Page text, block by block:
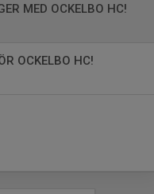
MED OCKELBO HC!
OCKELBO HC!